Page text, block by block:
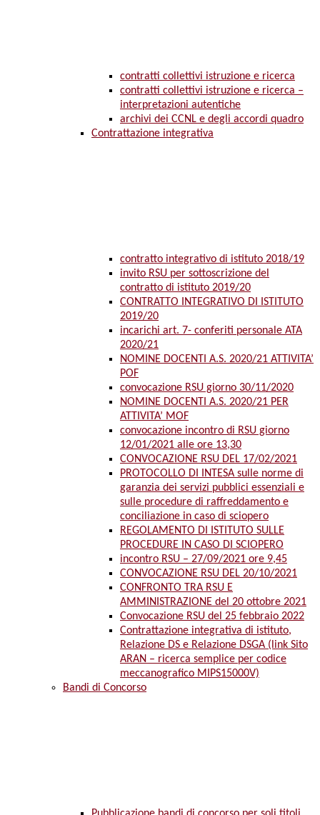
contratti collettivi istruzione e ricerca
contratti collettivi istruzione e ricerca –
interpretazioni autentiche
archivi dei CCNL e degli accordi quadro
Contrattazione integrativa
contratto integrativo di istituto 2018/19
invito RSU per sottoscrizione del
contratto di istituto 2019/20
CONTRATTO INTEGRATIVO DI ISTITUTO
2019/20
incarichi art. 7- conferiti personale ATA
2020/21
NOMINE DOCENTI A.S. 2020/21 ATTIVITA’
POF
convocazione RSU giorno 30/11/2020
NOMINE DOCENTI A.S. 2020/21 PER
ATTIVITA’ MOF
convocazione incontro di RSU giorno
12/01/2021 alle ore 13,30
CONVOCAZIONE RSU DEL 17/02/2021
PROTOCOLLO DI INTESA sulle norme di
garanzia dei servizi pubblici essenziali e
sulle procedure di raffreddamento e
conciliazione in caso di sciopero
REGOLAMENTO DI ISTITUTO SULLE
PROCEDURE IN CASO DI SCIOPERO
incontro RSU – 27/09/2021 ore 9,45
CONVOCAZIONE RSU DEL 20/10/2021
CONFRONTO TRA RSU E
AMMINISTRAZIONE del 20 ottobre 2021
Convocazione RSU del 25 febbraio 2022
Contrattazione integrativa di istituto,
Relazione DS e Relazione DSGA (link Sito
ARAN – ricerca semplice per codice
meccanografico MIPS15000V)
Bandi di Concorso